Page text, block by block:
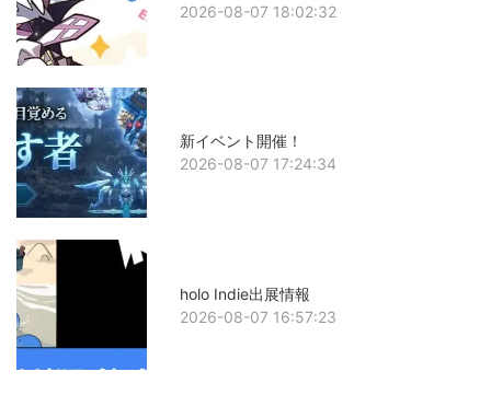
2026-08-07 18:02:32
新イベント開催！
2026-08-07 17:24:34
holo Indie出展情報
2026-08-07 16:57:23